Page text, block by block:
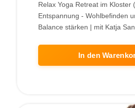
Relax Yoga Retreat im Kloster
Entspannung - Wohlbefinden
Balance stärken | mit Katja
In den